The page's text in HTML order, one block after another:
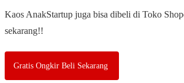
Kaos AnakStartup juga bisa dibeli diToko
sekarang!!
Gratis Ongkir Beli Sekarang